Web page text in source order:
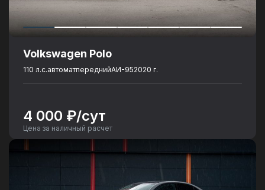
Volkswagen Polo
110 л.с.автоматпереднийАИ-952020 г.
4 000 ₽/сут
Цена за наличный расчет